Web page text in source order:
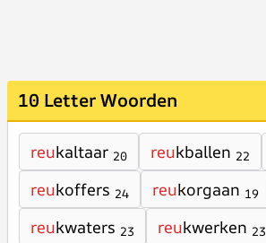
10 Letter Woorden
reukaltaar 20 reukballen 22
reukoffers 24 reukorgaan 19
reukwaters 23 reukwerken 23